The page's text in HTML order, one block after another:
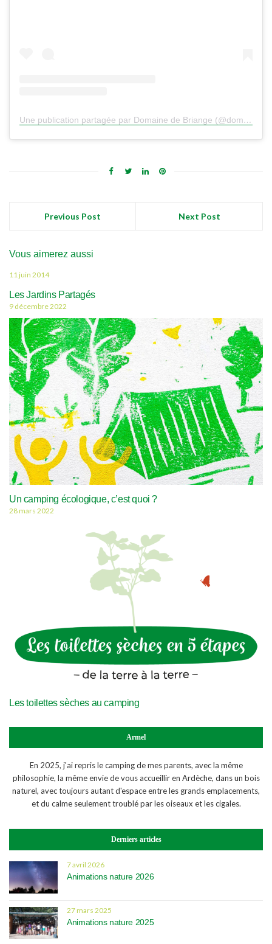
Une publication partagée par Domaine de Briange (@domainedebriange)
Previous Post Next Post
Vous aimerez aussi
11 juin 2014
Les Jardins Partagés
9 décembre 2022
Un camping écologique, c’est quoi ?
28 mars 2022
Les toilettes sèches au camping
Armel
En 2025, j'ai repris le camping de mes parents, avec la même
philosophie, la même envie de vous accueillir en Ardèche, dans un bois
naturel, avec toujours autant d'espace entre les grands emplacements,
et du calme seulement troublé par les oiseaux et les cigales.
Derniers articles
7 avril 2026
Animations nature 2026
27 mars 2025
Animations nature 2025